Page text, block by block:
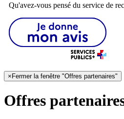
Qu'avez-vous pensé du service de
× Fermer la fenêtre "Offres partenaires"
Offres